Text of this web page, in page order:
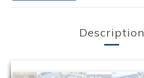
Description